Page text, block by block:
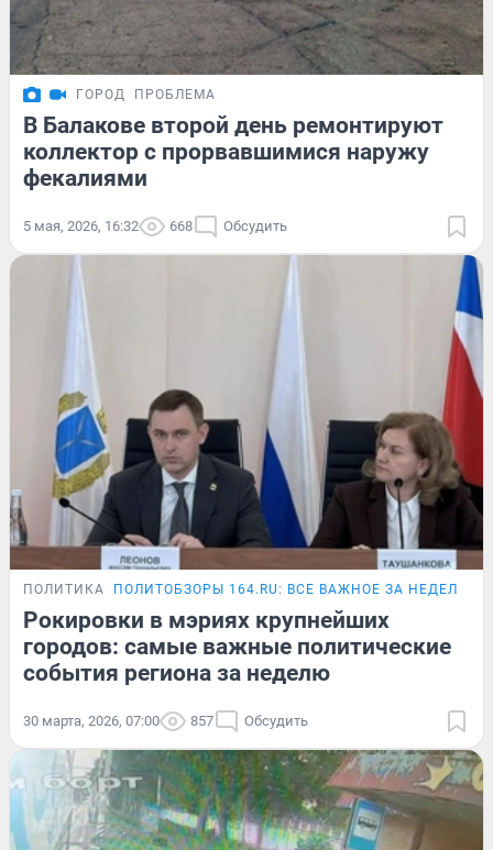
ГОРОД ПРОБЛЕМА
В Балакове второй день ремонтируют
коллектор с прорвавшимися наружу
фекалиями
5 мая, 2026, 16:32 668 Обсудить
ПОЛИТИКА ПОЛИТОБЗОРЫ 164.RU: ВСЕ ВАЖНОЕ ЗА НЕДЕЛЮ
Рокировки в мэриях крупнейших
городов: самые важные политические
события региона за неделю
30 марта, 2026, 07:00 857 Обсудить